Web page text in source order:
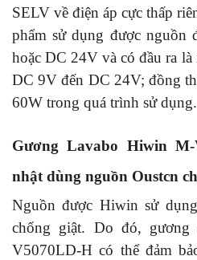
SELV về điện áp cực thấp
phẩm sử dụng được nguồn
hoặc DC 24V và có đầu ra
DC 9V đến DC 24V; đồng
60W trong quá trình sử dụng.
Gương Lavabo Hiwin
nhật dùng nguồn Oustcn
Nguồn được Hiwin sử
chống giật. Do đó,
V5070LD-H có thể đảm